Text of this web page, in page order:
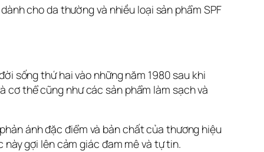
cho da thường và nhiều loại sản phẩm SPF
sống thứ hai vào những năm 1980 sau khi
cơ thể cũng như các sản phẩm làm sạch và
ánh đặc điểm và bản chất của thương hiệu
gợi lên cảm giác đam mê và tự tin.